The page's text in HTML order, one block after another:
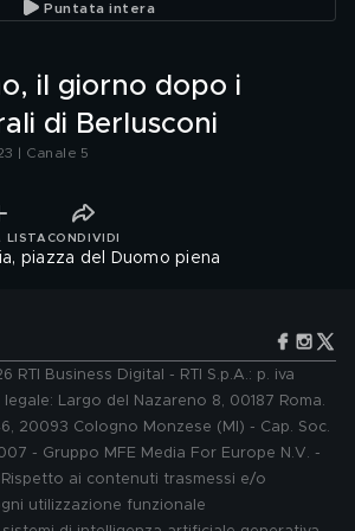
Puntata intera
il giorno dopo i
di Berlusconi
| Canale 5
LISTA CONDIVIDI
piazza del Duomo piena
RTI Business Digital - RTI S.p.A.: p. iva
Largo del Nazareno 8, 00187 Roma.
20093 Cologno Monzese (MI) - Cap. Soc.
- Gruppo MFE Media For Europe N.V. -
ai contenuti trasmessi e/o
utilizzazione funzionale